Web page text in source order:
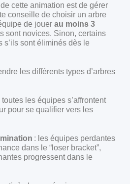
cette animation est de gérer
conseille de choisir un arbre
de jouer au moins 3
sont novices. Sinon, certains
s’ils sont éliminés dès le
les différents types d’arbres
toutes les équipes s’affrontent
pour se qualifier vers les
: les équipes perdantes
dans le “loser bracket”,
progressent dans le